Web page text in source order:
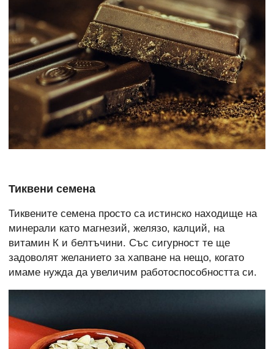
Тиквени семена
Тиквените семена просто са истинско находище на
минерали като магнезий, желязо, калций, на
витамин К и белтъчини. Със сигурност те ще
задоволят желанието за хапване на нещо, когато
имаме нужда да увеличим работоспособността си.